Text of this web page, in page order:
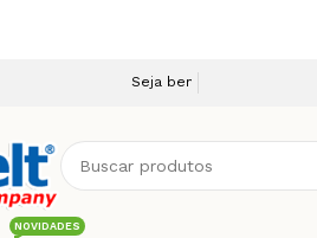
Seja bem vindo a nossa plataforma e-
NOVIDADES